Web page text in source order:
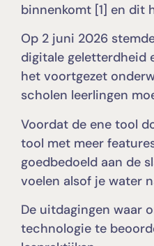
binnenkomt [1] en dit
Op 2 juni 2026
digitale geletterdheid
het voortgezet
scholen leerlingen
Voordat de ene tool
tool met meer
goedbedoeld aan de
voelen alsof je water
De uitdagingen waar
technologie te